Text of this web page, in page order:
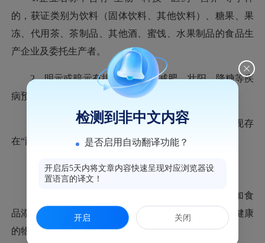
的，获证类别为饮料（固体饮料、其他饮料）、糖果、果
冻、代用茶、茶制品、其他酒、蜜饯、水果制品的食品生
产企业及委托生产者。
2、明示或暗示有排便、清肠、减肥、壮阳、降糖等疾
病预防、治疗及功能声称的食品生产经营者。
3.监督检查、投诉举报查处或产品抽检监测发现存
在“两超一非”问题的食品生产经营者（含小作坊）。
（二）重点项目
1.排查是否用非食品原料生产食品、在食品中添加食
品添加剂以外的化学物质、药品和其他可能危害人体健康
的物质或经营上述食品。
检测到非中文内容
是否启用自动翻译功能？
开启后5天内将文章内容快速呈现对应浏览器设
置语言的译文！
开启 关闭